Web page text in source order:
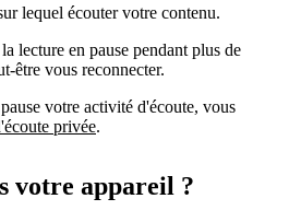
lequel écouter votre contenu.
lecture en pause pendant plus de
être vous reconnecter.
votre activité d'écoute, vous
privée.
votre appareil ?